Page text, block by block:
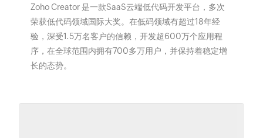
Zoho Creator 是一款SaaS云端低代码开发平台，多次
荣获低代码领域国际大奖。在低码领域有超过18年经
验，深受1.5万名客户的信赖，开发超600万个应用程
序，在全球范围内拥有700多万用户，并保持着稳定增
长的态势。